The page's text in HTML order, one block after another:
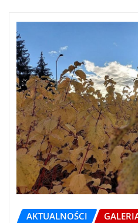
AKTUALNOŚCI